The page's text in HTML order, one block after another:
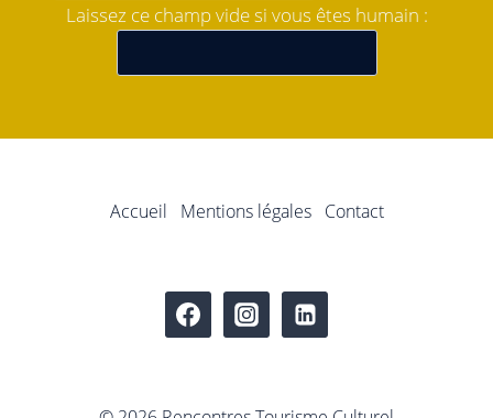
Laissez ce champ vide si vous êtes humain :
Accueil Mentions légales Contact